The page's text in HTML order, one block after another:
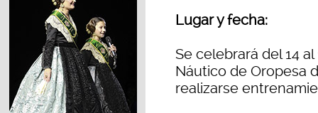
Lugar y fecha:
Se celebrará del 14
Náutico de Oropesa
realizarse